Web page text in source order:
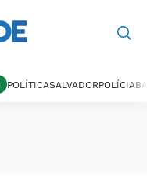
POLÍTICASALVADORPOLÍCIA